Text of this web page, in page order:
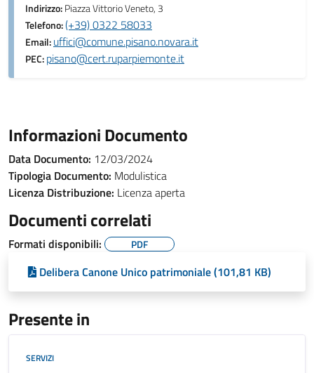
Indirizzo:Piazza Vittorio Veneto, 3
Telefono:(+39) 0322 58033
Email:uffici@comune.pisano.novara.it
PEC:pisano@cert.ruparpiemonte.it
Informazioni Documento
Data Documento: 12/03/2024
Tipologia Documento: Modulistica
Licenza Distribuzione: Licenza aperta
Documenti correlati
Formati disponibili: PDF
Delibera Canone Unico patrimoniale (101,81 KB)
Presente in
SERVIZI